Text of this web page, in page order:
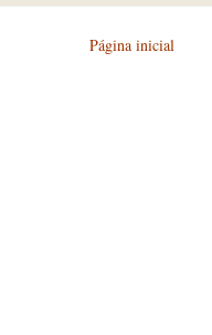
Página inicial